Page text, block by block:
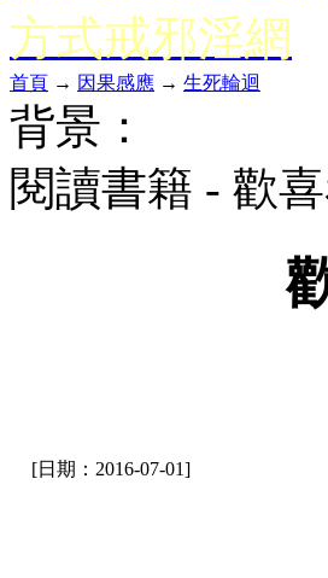
方式戒邪淫網
首頁 → 因果感應 → 生死輪迴
背景：
閱讀書籍 - 歡
[日期：2016-07-01]